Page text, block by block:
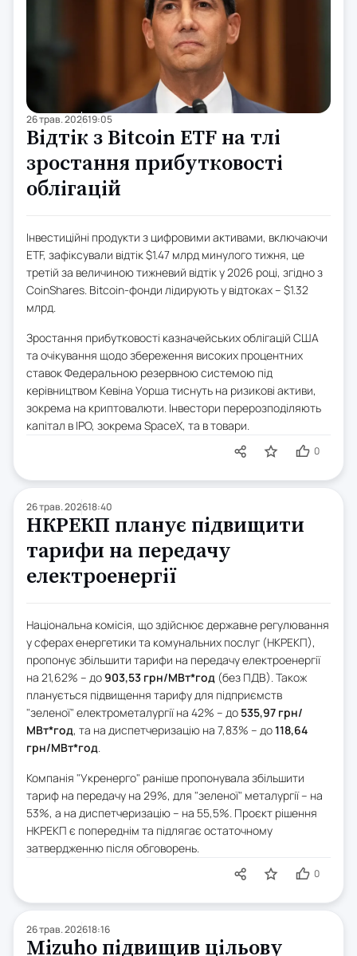
26 трав. 202619:05
Відтік з Bitcoin ETF на тлі
зростання прибутковості
облігацій
Інвестиційні продукти з цифровими активами, включаючи
ETF, зафіксували відтік $1.47 млрд минулого тижня, це
третій за величиною тижневий відтік у 2026 році, згідно з
CoinShares. Bitcoin-фонди лідирують у відтоках – $1.32
млрд.
Зростання прибутковості казначейських облігацій США
та очікування щодо збереження високих процентних
ставок Федеральною резервною системою під
керівництвом Кевіна Уорша тиснуть на ризикові активи,
зокрема на криптовалюти. Інвестори перерозподіляють
капітал в IPO, зокрема SpaceX, та в товари.
0
26 трав. 202618:40
НКРЕКП планує підвищити
тарифи на передачу
електроенергії
Національна комісія, що здійснює державне регулювання
у сферах енергетики та комунальних послуг (НКРЕКП),
пропонує збільшити тарифи на передачу електроенергії
на 21,62% – до903,53 грн/МВт*год (без ПДВ). Також
планується підвищення тарифу для підприємств
"зеленої" електрометалургії на 42% – до 535,97 грн/
МВт*год, та на диспетчеризацію на 7,83% – до118,64
грн/МВт*год.
Компанія "Укренерго" раніше пропонувала збільшити
тариф на передачу на 29%, для "зеленої" металургії – на
53%, а на диспетчеризацію – на 55,5%. Проєкт рішення
НКРЕКП є попереднім та підлягає остаточному
затвердженню після обговорень.
0
26 трав. 202618:16
Mizuho підвищив цільову